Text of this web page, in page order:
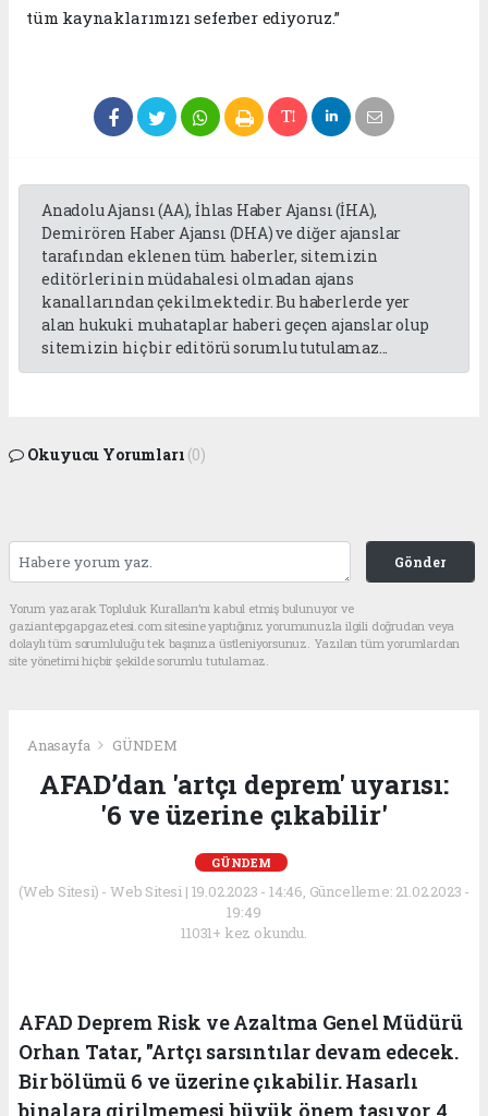
tüm kaynaklarımızı seferber ediyoruz.”
Anadolu Ajansı (AA), İhlas Haber Ajansı (İHA),
Demirören Haber Ajansı (DHA) ve diğer ajanslar
tarafından eklenen tüm haberler, sitemizin
editörlerinin müdahalesi olmadan ajans
kanallarından çekilmektedir. Bu haberlerde yer
alan hukuki muhataplar haberi geçen ajanslar olup
sitemizin hiç bir editörü sorumlu tutulamaz...
Okuyucu Yorumları (0)
Gönder
Yorum yazarak Topluluk Kuralları’nı kabul etmiş bulunuyor ve
gaziantepgapgazetesi.com sitesine yaptığınız yorumunuzla ilgili doğrudan veya
dolaylı tüm sorumluluğu tek başınıza üstleniyorsunuz. Yazılan tüm yorumlardan
site yönetimi hiçbir şekilde sorumlu tutulamaz.
Anasayfa GÜNDEM
AFAD’dan 'artçı deprem' uyarısı:
'6 ve üzerine çıkabilir'
GÜNDEM
(Web Sitesi) - Web Sitesi | 19.02.2023 - 14:46, Güncelleme: 21.02.2023 -
19:49
11031+ kez okundu.
AFAD Deprem Risk ve Azaltma Genel Müdürü
Orhan Tatar, "Artçı sarsıntılar devam edecek.
Bir bölümü 6 ve üzerine çıkabilir. Hasarlı
binalara girilmemesi büyük önem taşıyor. 4